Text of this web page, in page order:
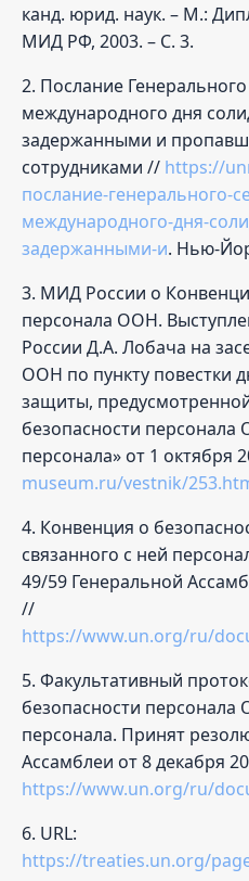
канд. юрид. наук. – М.:
МИД РФ, 2003. – С. 3.
2. Послание
международного дня
задержанными и
сотрудниками // https://
послание-генерального-
международного-дня-
задержанными-и. Нью-
3. МИД России о
персонала ООН.
России Д.А. Лобача на
ООН по пункту повестки
защиты,
безопасности персонала
персонала» от 1 октября
museum.ru/vestnik/
4. Конвенция о
связанного с ней
49/59 Генеральной
//
https://www.un.org/ru/documents/
5. Факультативный
безопасности персонала
персонала. Принят
Ассамблеи от 8 декабря
https://www.un.org/ru/documents/
6. URL:
https://treaties.un.org/